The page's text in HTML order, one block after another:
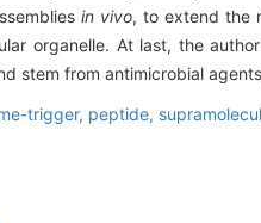
in vivo, to extend the
organelle. At last, the
stem from antimicrobial
trigger, peptide,